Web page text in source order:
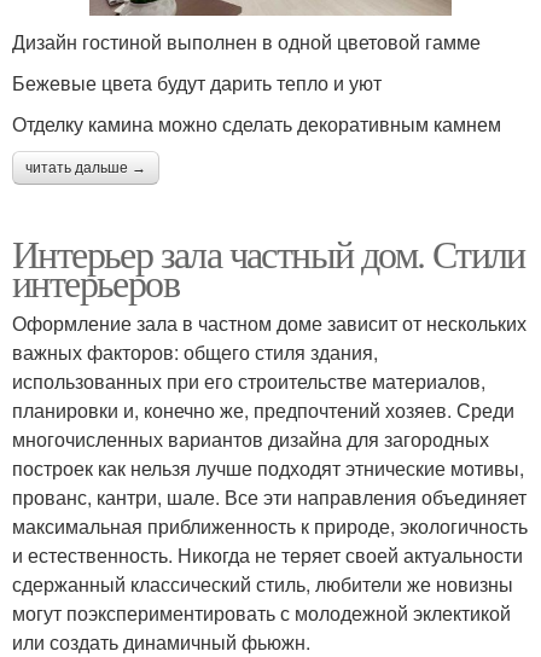
Дизайн гостиной выполнен в одной цветовой гамме
Бежевые цвета будут дарить тепло и уют
Отделку камина можно сделать декоративным камнем
читать дальше →
Интерьер зала частный дом. Стили
интерьеров
Оформление зала в частном доме зависит от нескольких
важных факторов: общего стиля здания,
использованных при его строительстве материалов,
планировки и, конечно же, предпочтений хозяев. Среди
многочисленных вариантов дизайна для загородных
построек как нельзя лучше подходят этнические мотивы,
прованс, кантри, шале. Все эти направления объединяет
максимальная приближенность к природе, экологичность
и естественность. Никогда не теряет своей актуальности
сдержанный классический стиль, любители же новизны
могут поэкспериментировать с молодежной эклектикой
или создать динамичный фьюжн.